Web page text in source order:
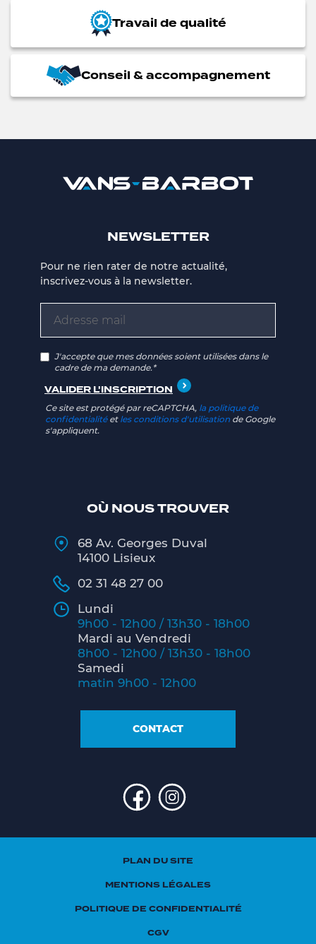
Travail de qualité
Conseil & accompagnement
OÙ NOUS TROUVER
68 Av. Georges Duval
14100 Lisieux
02 31 48 27 00
Lundi
9h00 - 12h00 / 13h30 - 18h00
Mardi au Vendredi
8h00 - 12h00 / 13h30 - 18h00
Samedi
matin 9h00 - 12h00
CONTACT
NEWSLETTER
Pour ne rien rater de notre actualité,
inscrivez-vous à la newsletter.
J'accepte que mes données soient utilisées dans le
cadre de ma demande.*
Ce site est protégé par reCAPTCHA, la politique de
confidentialitéet les conditions d'utilisation de Google
s'appliquent.
PLAN DU SITE
MENTIONS LÉGALES
POLITIQUE DE CONFIDENTIALITÉ
CGV